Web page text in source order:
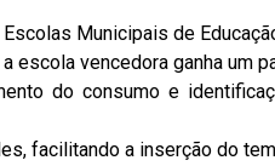
Municipais de
escola vencedora ganha um
do consumo e
facilitando a inserção do